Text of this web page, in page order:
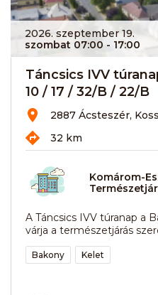
2026. szeptember 19.
szombat 07:00 - 17:00
Táncsics IVV
10 / 17 / 32/B / 22/B
2887 Ácsteszér,
32 km
Komárom-
A Táncsics IVV túranap a
várja a természetjárás
Bakony Kelet